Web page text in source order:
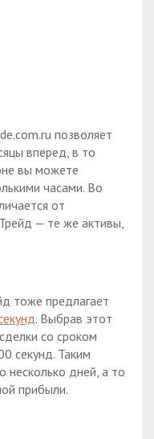
позволяет
вперед, в то
вы можете
часами. Во
от
— те же активы,
тоже предлагает
. Выбрав этот
со сроком
секунд. Таким
дней, а то
прибыли.